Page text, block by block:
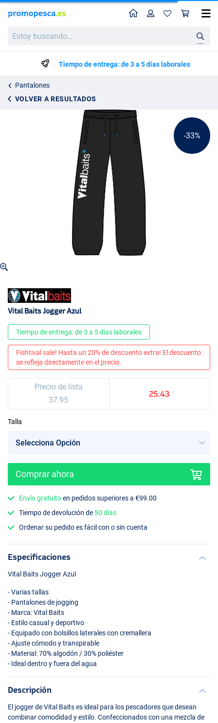
buscando…
en
Perfil
Tiempo de entrega: de 3 a 5 días laborales
Pantalones
VOLVER A RESULTADOS
Vital Baits Jogger Azul
37.95
-33%
Vital Baits Jogger Azul
Tiempo de entrega: de 3 a 5 días laborales
Fishtival sale! Hasta un 20% de descuento extra! El descuento
se refleja directamente en el precio.
Precio de lista
37.95
25.43
Talla
Comprar ahora
Envío gratuitoen pedidos superiores a €99.00
Tiempo de devolución de 50 días
Ordenar su pedido es fácil con o sin cuenta
Especificaciones
Vital Baits Jogger Azul
- Varias tallas
- Pantalones de jogging
- Marca: Vital Baits
- Estilo casual y deportivo
- Equipado con bolsillos laterales con cremallera
- Ajuste cómodo y transpirable
- Material: 70% algodón / 30% poliéster
- Ideal dentro y fuera del agua
Descripción
El jogger de Vital Baits es ideal para los pescadores que desean
combinar comodidad y estilo. Confeccionados con una mezcla de